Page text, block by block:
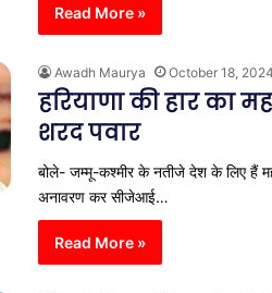
Read More »
Awadh Maurya October 18, 2024
हरियाणा की हार का
शरद पवार
बोले- जम्मू-कश्मीर के नतीजे देश के लिए हैं
अनावरण कर सीजेआई…
Read More »